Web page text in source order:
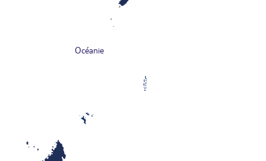
Océanie